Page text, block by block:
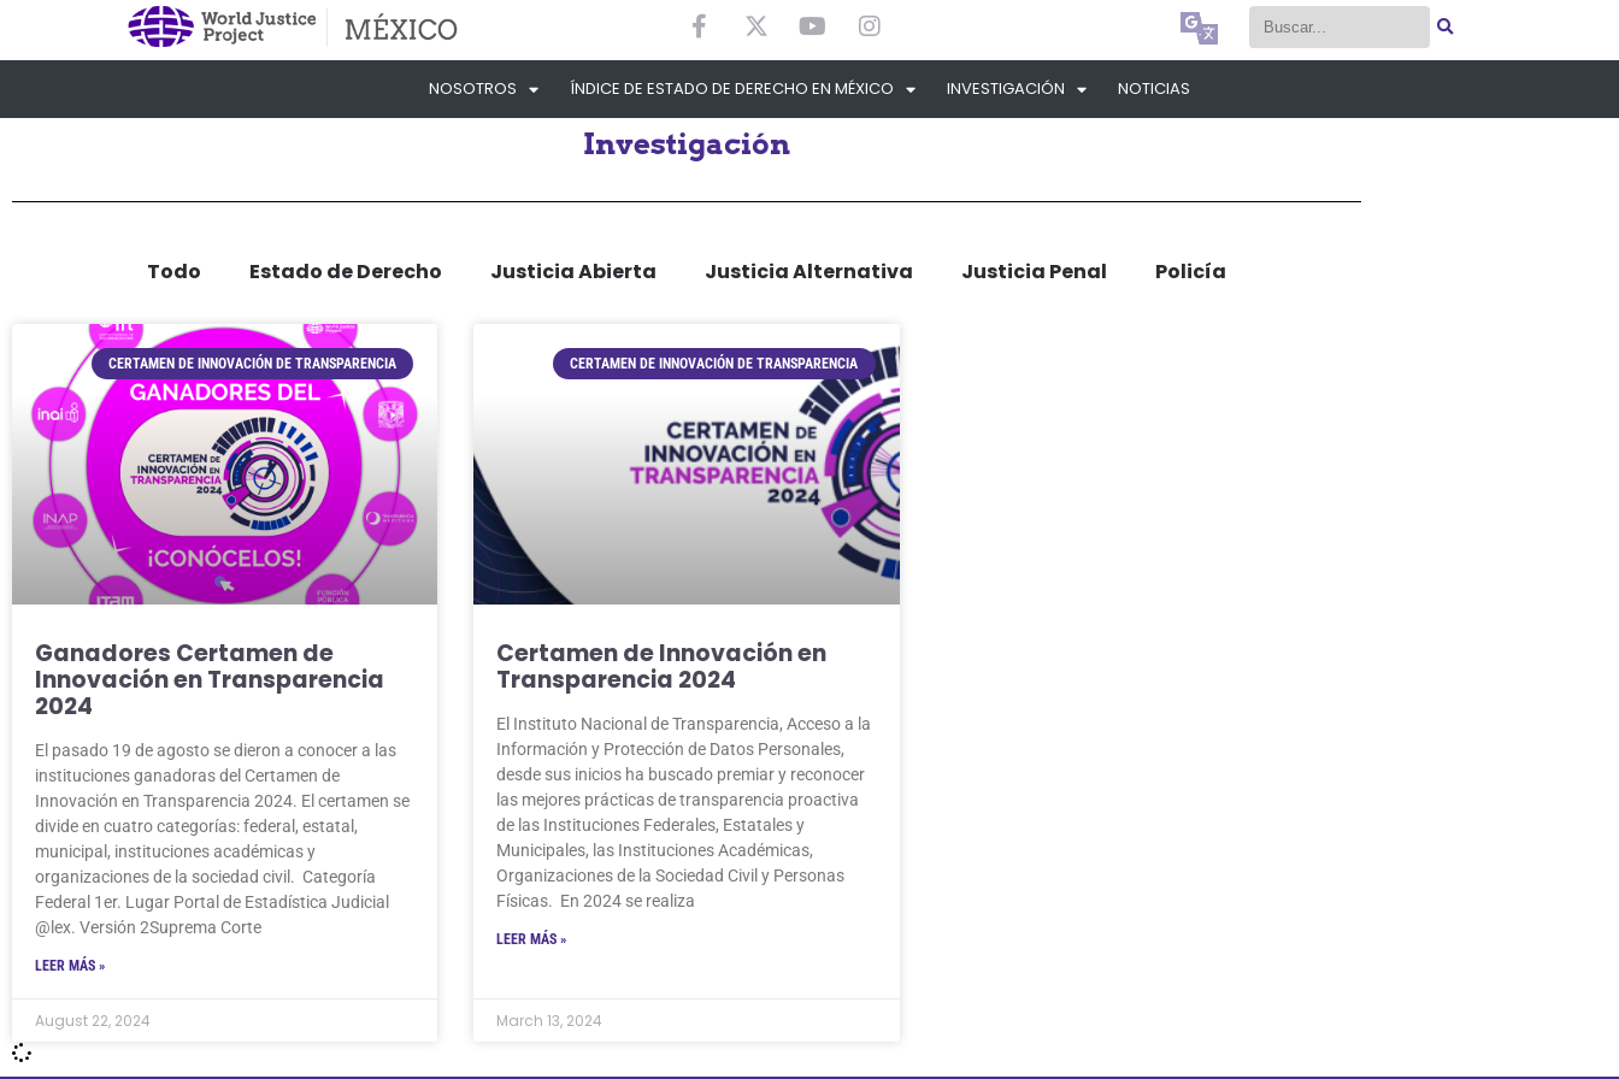
Select Language Select Language
NOSOTROS ÍNDICE DE ESTADO DE DERECHO EN MÉXICO INVESTIGACIÓN NOTICIAS
Investigación
Todo Estado de Derecho Justicia Abierta Justicia Alternativa Justicia Penal Policía
CERTAMEN DE INNOVACIÓN DE TRANSPARENCIA
Ganadores Certamen de
Innovación en Transparencia
2024
El pasado 19 de agosto se dieron a conocer a las
instituciones ganadoras del Certamen de
Innovación en Transparencia 2024. El certamen se
divide en cuatro categorías: federal, estatal,
municipal, instituciones académicas y
organizaciones de la sociedad civil. Categoría
Federal 1er. Lugar Portal de Estadística Judicial
@lex. Versión 2Suprema Corte
LEER MÁS »
August 22, 2024
CERTAMEN DE INNOVACIÓN DE TRANSPARENCIA
Certamen de Innovación en
Transparencia 2024
El Instituto Nacional de Transparencia, Acceso a la
Información y Protección de Datos Personales,
desde sus inicios ha buscado premiar y reconocer
las mejores prácticas de transparencia proactiva
de las Instituciones Federales, Estatales y
Municipales, las Instituciones Académicas,
Organizaciones de la Sociedad Civil y Personas
Físicas. En 2024 se realiza
LEER MÁS »
March 13, 2024